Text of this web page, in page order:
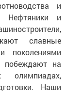
и
Нефтяники и
славные
поколениями
побеждают на
олимпиадах,
Наши